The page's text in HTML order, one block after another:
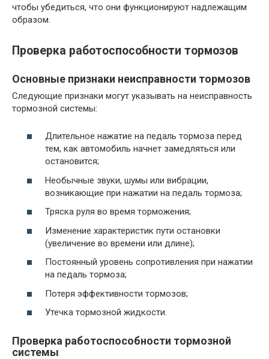
чтобы убедиться, что они функционируют надлежащим
образом.
Проверка работоспособности тормозов
Основные признаки неисправности тормозов
Следующие признаки могут указывать на неисправность
тормозной системы:
Длительное нажатие на педаль тормоза перед
тем, как автомобиль начнет замедляться или
остановится;
Необычные звуки, шумы или вибрации,
возникающие при нажатии на педаль тормоза;
Тряска руля во время торможения;
Изменение характеристик пути остановки
(увеличение во времени или длине);
Постоянный уровень сопротивления при нажатии
на педаль тормоза;
Потеря эффективности тормозов;
Утечка тормозной жидкости.
Проверка работоспособности тормозной
системы